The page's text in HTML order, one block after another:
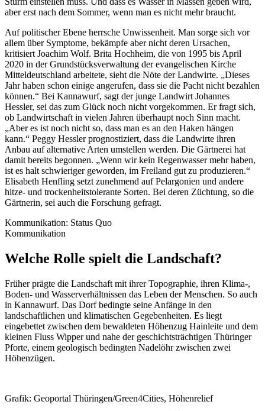
aber erst nach dem Sommer, wenn man es nicht mehr braucht.
Auf politischer Ebene herrsche Unwissenheit. Man sorge sich vor
allem über Symptome, bekämpfe aber nicht deren Ursachen,
kritisiert Joachim Wolf. Brita Hochheim, die von 1995 bis April
2020 in der Grundstücksverwaltung der evangelischen Kirche
Mitteldeutschland arbeitete, sieht die Nöte der Landwirte. „Dieses
Jahr haben schon einige angerufen, dass sie die Pacht nicht bezahlen
können.“ Bei Kannawurf, sagt der junge Landwirt Johannes
Hessler, sei das zum Glück noch nicht vorgekommen. Er fragt sich,
ob Landwirtschaft in vielen Jahren überhaupt noch Sinn macht.
„Aber es ist noch nicht so, dass man es an den Haken hängen
kann.“ Peggy Hessler prognostiziert, dass die Landwirte ihren
Anbau auf alternative Arten umstellen werden. Die Gärtnerei hat
damit bereits begonnen. „Wenn wir kein Regenwasser mehr haben,
ist es halt schwieriger geworden, im Freiland gut zu produzieren.“
Elisabeth Henfling setzt zunehmend auf Pelargonien und andere
hitze- und trockenheitstolerante Sorten. Bei deren Züchtung, so die
Gärtnerin, sei auch die Forschung gefragt.
Kommunikation: Status Quo
Kommunikation
Welche Rolle spielt die Landschaft?
Früher prägte die Landschaft mit ihrer Topographie, ihren Klima-,
Boden- und Wasserverhältnissen das Leben der Menschen. So auch
in Kannawurf. Das Dorf bedingte seine Anfänge in den
landschaftlichen und klimatischen Gegebenheiten. Es liegt
eingebettet zwischen dem bewaldeten Höhenzug Hainleite und dem
kleinen Fluss Wipper und nahe der geschichtsträchtigen Thüringer
Pforte, einem geologisch bedingten Nadelöhr zwischen zwei
Höhenzügen.
Grafik: Geoportal Thüringen/Green4Cities, Höhenrelief